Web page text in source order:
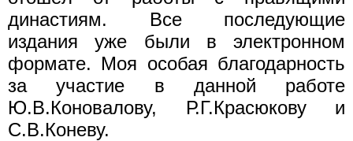
династиям. Все последующие
издания уже были в электронном
формате. Моя особая благодарность
за участие в данной работе
Ю.В.Коновалову, Р.Г.Красюкову и
С.В.Коневу.